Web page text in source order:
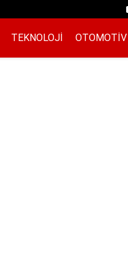
TEKNOLOJI OTOMOTIV